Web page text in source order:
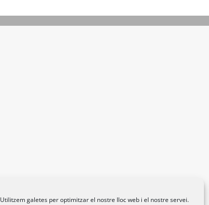
Utilitzem galetes per optimitzar el nostre lloc web i el nostre servei.